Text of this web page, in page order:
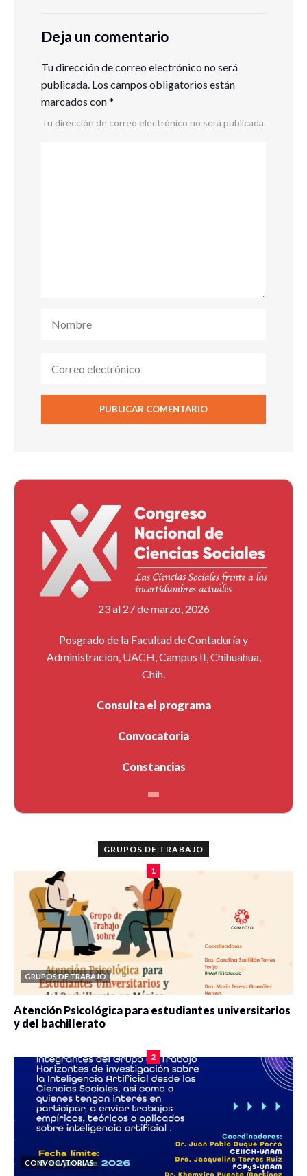
Deja un comentario
Tu dirección de correo electrónico no será
publicada. Los campos obligatorios están
marcados con*
Tu dirección de correo electrónico no será publicada.
23 al 27 de marzo, 2026
Posgrado de la Facultad de Contaduría y
Administración, UACH, Campus II, Chihuahua,
Chih.
Consulta el programa
Convocatoria
Constancias
GRUPOS DE TRABAJO
1
GRUPOS DE TRABAJO
Atención Psicológica para estudiantes universitarios
y del bachillerato
2
CONVOCATORIAS